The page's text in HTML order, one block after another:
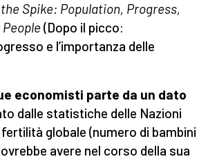
Spike: Population, Progress,
(Dopo il picco:
e l’importanza delle
economisti parte da un dato
dalle statistiche delle Nazioni
globale (numero di bambini
avere nel corso della sua